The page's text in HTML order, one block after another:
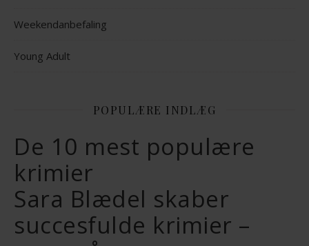
Weekendanbefaling
Young Adult
POPULÆRE INDLÆG
De 10 mest populære
krimier
Sara Blædel skaber
succesfulde krimier –